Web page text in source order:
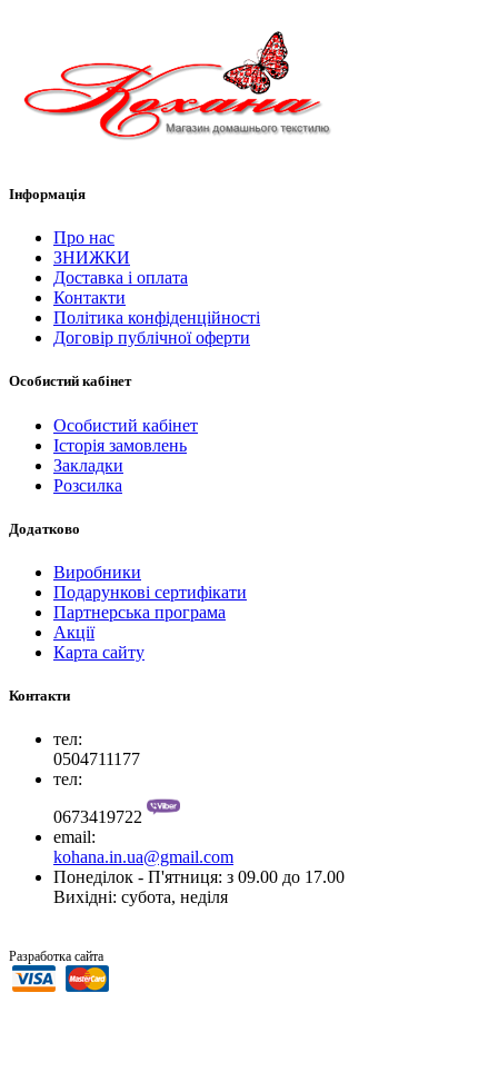
Інформація
Про нас
ЗНИЖКИ
Доставка і оплата
Контакти
Політика конфіденційності
Договір публічної оферти
Особистий кабінет
Особистий кабінет
Історія замовлень
Закладки
Розсилка
Додатково
Виробники
Подарункові сертифікати
Партнерська програма
Акції
Карта сайту
Контакти
тел:
0504711177
тел:
0673419722
email:
kohana.in.ua@gmail.com
Понеділок - П'ятниця: з 09.00 до 17.00
Вихідні: субота, неділя
Разработка сайта